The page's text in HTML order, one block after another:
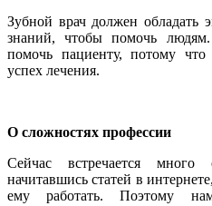
Зубной врач должен обладать
знаний, чтобы помочь
помочь пациенту, потому
успех лечения.
О сложностях профессии
Сейчас встречается
начитавшись статей в
ему работать. Поэтому